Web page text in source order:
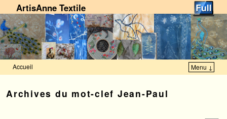
ArtisAnne Textile
Accueil Menu ↓
Archives du mot-clef Jean-Paul